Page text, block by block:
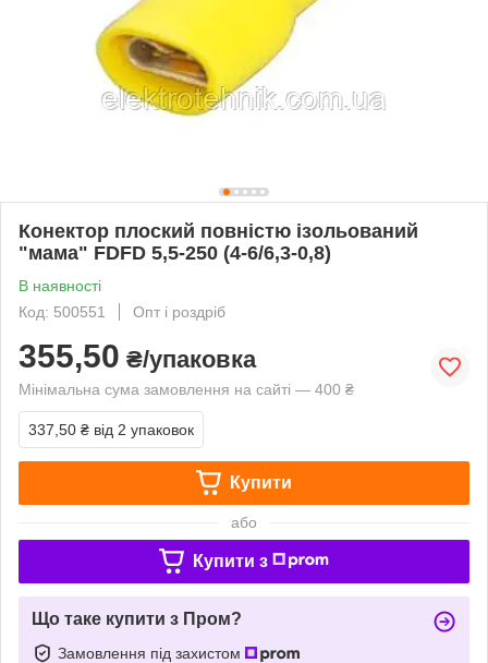
Конектор плоский повністю ізольований
"мама" FDFD 5,5-250 (4-6/6,3-0,8)
В наявності
Код: 500551
Опт і роздріб
355,50 ₴/упаковка
Мінімальна сума замовлення на сайті — 400 ₴
337,50 ₴ від 2 упаковок
Купити
або
Купити з
Що таке купити з Пром?
Замовлення під захистом